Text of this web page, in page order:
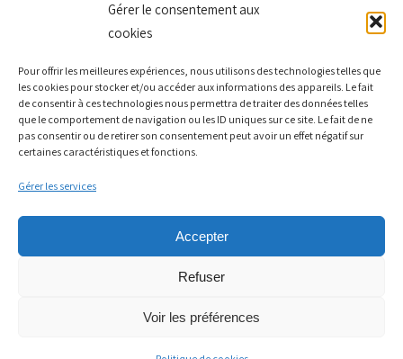
Gérer le consentement aux
cookies
Pour offrir les meilleures expériences, nous utilisons des technologies telles que
les cookies pour stocker et/ou accéder aux informations des appareils. Le fait
de consentir à ces technologies nous permettra de traiter des données telles
que le comportement de navigation ou les ID uniques sur ce site. Le fait de ne
pas consentir ou de retirer son consentement peut avoir un effet négatif sur
certaines caractéristiques et fonctions.
Gérer les services
Accepter
Refuser
Voir les préférences
Prénom
E-mail*
Strasbourgeoise